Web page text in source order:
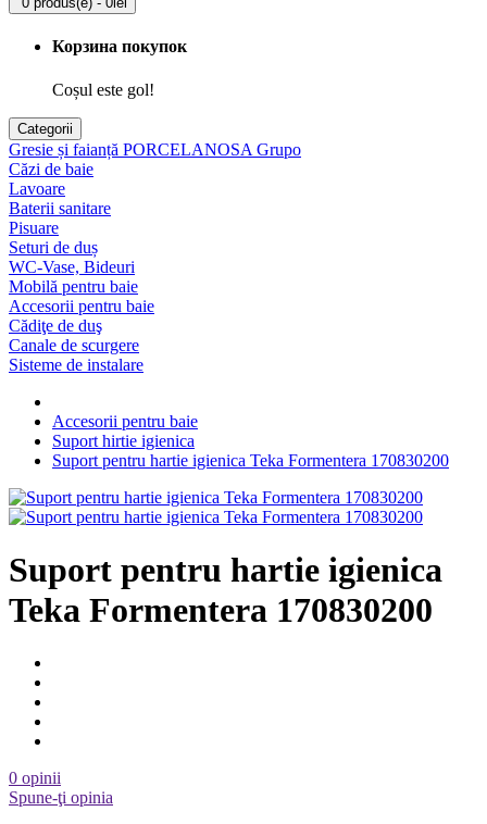
Корзина покупок
Coșul este gol!
Categorii
Gresie și faianță PORCELANOSA Grupo
Căzi de baie
Lavoare
Baterii sanitare
Pisuare
Seturi de duș
WC-Vase, Bideuri
Mobilă pentru baie
Accesorii pentru baie
Cădiţe de duş
Canale de scurgere
Sisteme de instalare
Accesorii pentru baie
Suport hirtie igienica
Suport pentru hartie igienica Teka Formentera 170830200
Suport pentru hartie igienica
Teka Formentera 170830200
0 opinii
Spune-ţi opinia